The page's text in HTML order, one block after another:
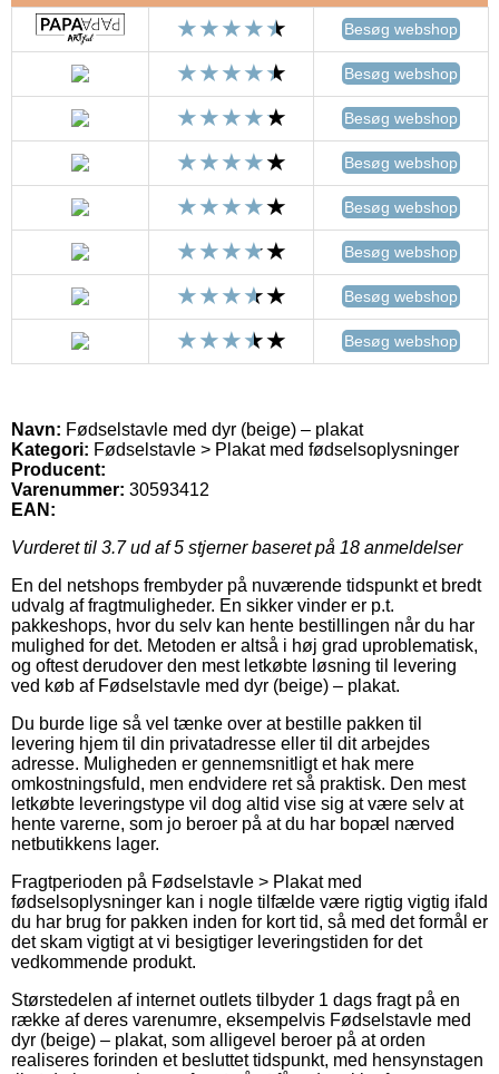
Besøg webshop
Besøg webshop
Besøg webshop
Besøg webshop
Besøg webshop
Besøg webshop
Besøg webshop
Besøg webshop
Navn: Fødselstavle med dyr (beige) – plakat
Kategori: Fødselstavle > Plakat med fødselsoplysninger
Producent:
Varenummer: 30593412
EAN:
Vurderet til 3.7ud af 5 stjerner baseret på 18 anmeldelser
En del netshops frembyder på nuværende tidspunkt et bredt
udvalg af fragtmuligheder. En sikker vinder er p.t.
pakkeshops, hvor du selv kan hente bestillingen når du har
mulighed for det. Metoden er altså i høj grad uproblematisk,
og oftest derudover den mest letkøbte løsning til levering
ved køb af Fødselstavle med dyr (beige) – plakat.
Du burde lige så vel tænke over at bestille pakken til
levering hjem til din privatadresse eller til dit arbejdes
adresse. Muligheden er gennemsnitligt et hak mere
omkostningsfuld, men endvidere ret så praktisk. Den mest
letkøbte leveringstype vil dog altid vise sig at være selv at
hente varerne, som jo beroer på at du har bopæl nærved
netbutikkens lager.
Fragtperioden på Fødselstavle > Plakat med
fødselsoplysninger kan i nogle tilfælde være rigtig vigtig ifald
du har brug for pakken inden for kort tid, så med det formål er
det skam vigtigt at vi besigtiger leveringstiden for det
vedkommende produkt.
Størstedelen af internet outlets tilbyder 1 dags fragt på en
række af deres varenumre, eksempelvis Fødselstavle med
dyr (beige) – plakat, som alligevel beroer på at orden
realiseres forinden et besluttet tidspunkt, med hensynstagen